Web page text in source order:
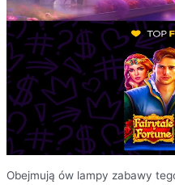
Obejmują ów lampy zabawy